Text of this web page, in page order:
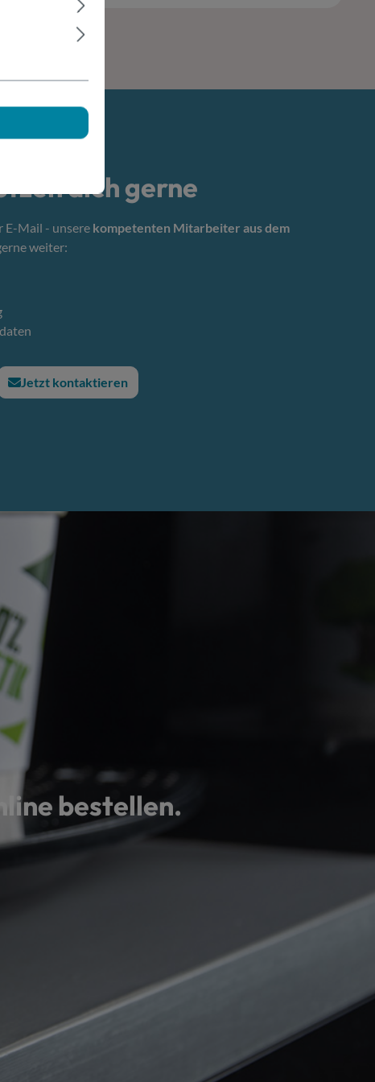
dich gerne
E-Mail - unsere kompetenten Mitarbeiter aus dem
weiter:
Jetzt kontaktieren
bestellen.